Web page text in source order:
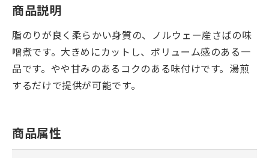
商品説明
脂のりが良く柔らかい身質の、ノルウェー産さばの味
噌煮です。大きめにカットし、ボリューム感のある一
品です。やや甘みのあるコクのある味付けです。湯煎
するだけで提供が可能です。
商品属性